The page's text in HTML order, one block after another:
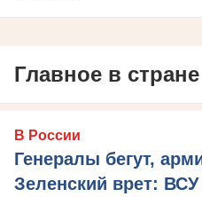
Главное в стране
В России
Генералы бегут,
Зеленский врет: